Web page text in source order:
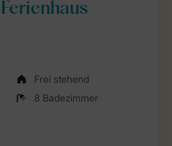
Frei stehend
8 Badezimmer